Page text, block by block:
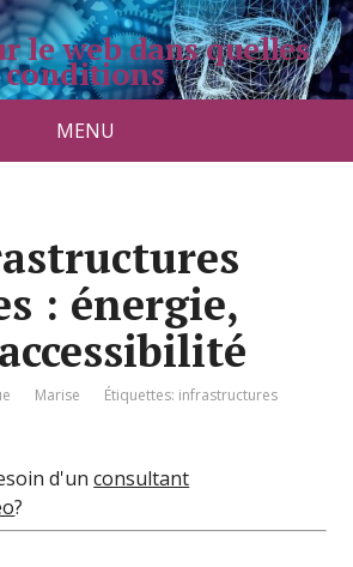
le web dans quelles
conditions
MENU
: énergie,
Marise Étiquettes: infrastructures
d'unconsultant
?